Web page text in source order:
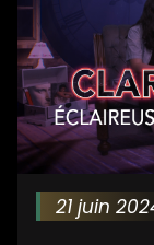
21 juin